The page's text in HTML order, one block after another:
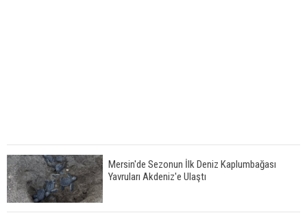
Mersin'de Sezonun İlk Deniz Kaplumbağası
Yavruları Akdeniz'e Ulaştı